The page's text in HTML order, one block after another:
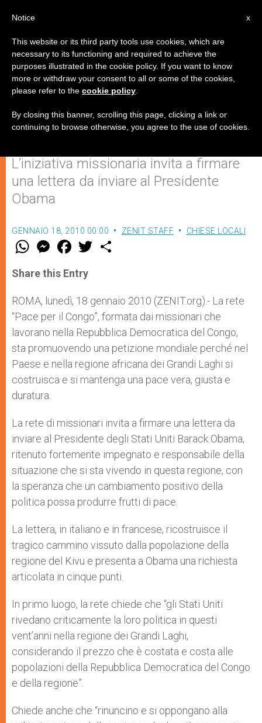
La rete “Pace per il Congo”
chiede la pacificazione dei
Grandi Laghi
L’iniziativa missionaria invita a firmare
una lettera da inviare al Presidente
Obama
GENNAIO 18, 2010 00:00 ZENIT STAFF CHIESE LOCALI
W
t
s
p
p
M
e
s
e
g
e
r
F
a
e
b
o
w
r
Share this Entry
ROMA, lunedì, 18 gennaio 2010 (ZENIT.org).- La rete
“Pace per il Congo”, formata dai missionari che
lavorano nella Repubblica Democratica del Congo,
sta promuovendo una petizione mondiale perché nel
Paese e nella regione africana dei Grandi Laghi si
costruisca e si mantenga una pace vera, giusta e
duratura.
La rete di missionari invita a firmare una lettera da
inviare al Presidente degli Stati Uniti Barack Obama,
ritenuto fortemente impegnato e responsabile della
situazione che si sta vivendo in questa regione, con
la speranza che un cambiamento positivo della
politica possa produrre frutti di pace.
La lettera, in italiano e in francese, ricostruisce il
tragico cammino vissuto dalla popolazione della
regione del Kivu e presenta a Obama una richiesta
articolata in cinque punti.
In primo luogo, la rete chiede che “gli Stati Uniti
rivedano criticamente la loro politica in questi
vent’anni nella regione dei Grandi Laghi,
considerando il prezzo che è costata e costa alle
popolazioni della Repubblica Democratica del Congo
e della regione”.
Chiede anche che “rinuncino e si oppongano alla
x
Notice
This website or its third party tools use cookies, which are
necessary to its functioning and required to achieve the
purposes illustrated in the cookie policy. If you want to know
more or withdraw your consent to all or some of the cookies,
please refer to the cookie policy
By closing this banner, scrolling this page, clicking a link or
continuing to browse otherwise, you agree to the use of cookies.